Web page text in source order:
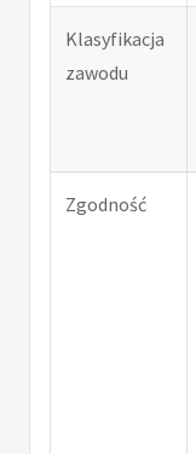
Klasyfikacja
zawodu
Zgodność